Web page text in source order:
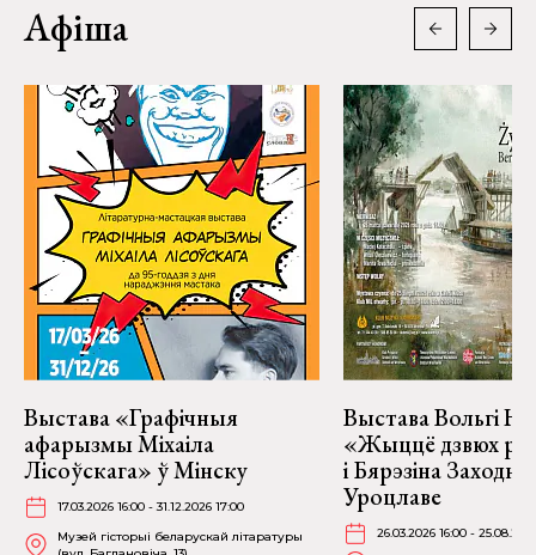
Афіша
Выстава «Графічныя
афарызмы Міхаіла
Лісоўскага» ў Мінску
17.03.2026 16:00 - 31.12.2026 17:00
Музей гісторыі беларускай літаратуры
Выстава Вольгі
«Жыццё дзвюх
і Бярэзіна
Уроцлаве
26.03.2026 16:00 -